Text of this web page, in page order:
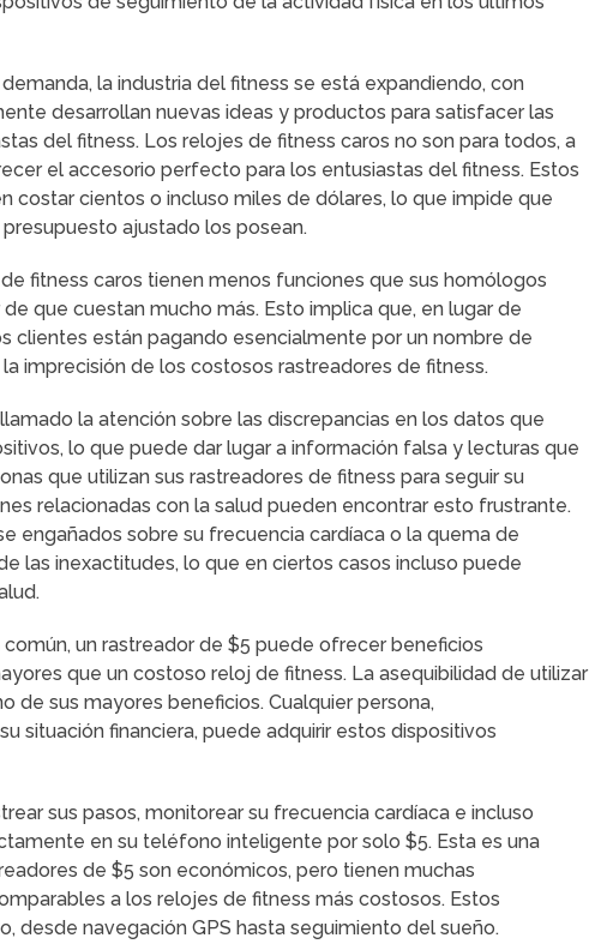
la industria del fitness se está expandiendo, con
desarrollan nuevas ideas y productos para satisfacer las
del fitness. Los relojes de fitness caros no son para todos, a
el accesorio perfecto para los entusiastas del fitness. Estos
costar cientos o incluso miles de dólares, lo que impide que
ajustado los posean.
fitness caros tienen menos funciones que sus homólogos
que cuestan mucho más. Esto implica que, en lugar de
clientes están pagando esencialmente por un nombre de
imprecisión de los costosos rastreadores de fitness.
la atención sobre las discrepancias en los datos que
lo que puede dar lugar a información falsa y lecturas que
que utilizan sus rastreadores de fitness para seguir su
relacionadas con la salud pueden encontrar esto frustrante.
engañados sobre su frecuencia cardíaca o la quema de
las inexactitudes, lo que en ciertos casos incluso puede
un rastreador de $5 puede ofrecer beneficios
que un costoso reloj de fitness. La asequibilidad de utilizar
de sus mayores beneficios. Cualquier persona,
situación financiera, puede adquirir estos dispositivos
sus pasos, monitorear su frecuencia cardíaca e incluso
en su teléfono inteligente por solo $5. Esta es una
de $5 son económicos, pero tienen muchas
a los relojes de fitness más costosos. Estos
desde navegación GPS hasta seguimiento del sueño.